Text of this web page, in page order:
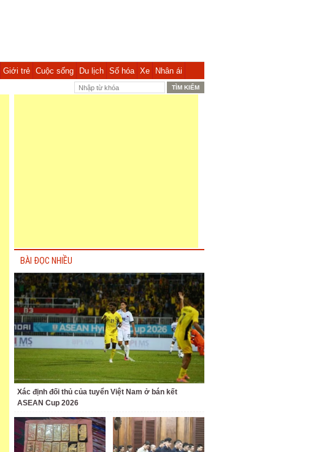
Giới trẻ Cuộc sống Du lịch Số hóa Xe Nhân ái
BÀI ĐỌC NHIỀU
Xác định đối thủ của tuyển Việt Nam ở bán kết
ASEAN Cup 2026